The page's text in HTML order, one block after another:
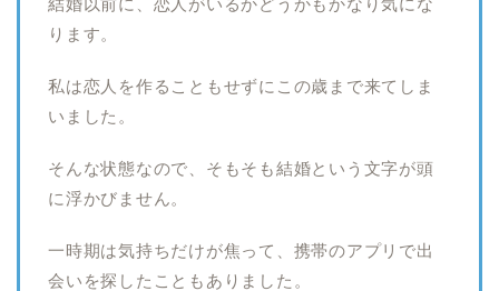
結婚以前に、恋人がいるかどうかもかなり気にな
ります。
私は恋人を作ることもせずにこの歳まで来てしま
いました。
そんな状態なので、そもそも結婚という文字が頭
に浮かびません。
一時期は気持ちだけが焦って、携帯のアプリで出
会いを探したこともありました。